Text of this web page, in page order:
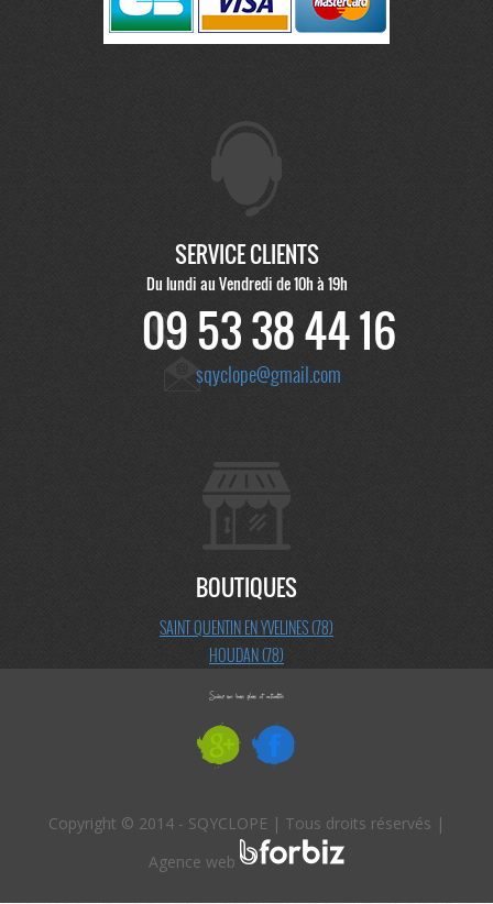
SERVICE CLIENTS
Du lundi au Vendredi de 10h à 19h
09 53 38 44 16
sqyclope@gmail.com
BOUTIQUES
SAINT QUENTIN EN YVELINES (78)
HOUDAN (78)
Copyright © 2014 - SQYCLOPE | Tous droits réservés |
Agence web